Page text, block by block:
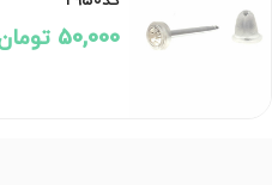
50,000 تومان